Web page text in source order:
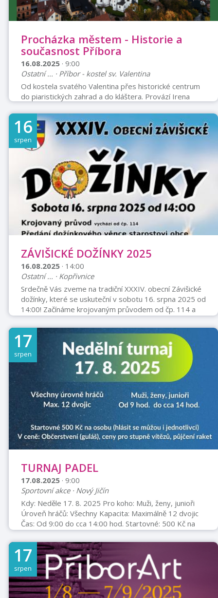
Procházka městem - Historie a
současnost Příbora
16.08.2025 · 9:00
Ostatní ... · Příbor - kostel sv. Valentina
Od kostela svatého Valentina přes historické centrum
do piaristických zahrad a do kláštera. Provází Irena
16
srpen
ZÁVIŠICKÉ DOŽÍNKY 2025
16.08.2025 · 14:00
Ostatní ... · Kopřivnice
Srdečně Vás zveme na tradiční XXXIV. obecní Závišické
dožínky, které se uskuteční v sobotu 16. srpna 2025 od
14:00! Začínáme krojovaným průvodem od čp. 114 a
slavnostním předáním dožínkového věnce starostovi
obce. Následuje bohatý program na zahradě
Pohostinství U Kremlů: - Ukázky lidových řemesel -
Výstava zemědělské techniky a hospodářských zvířat -
Ukázky hasičů a techniky - Ukázky judistů - Skákací
hrad, pěna (nezapomeňte pro děti oblečení na
převlečení!) - Slámové bludiště, sout ...
17
srpen
TURNAJ PADEL
17.08.2025 · 9:00
Sportovní akce · Nový Jičín
Kdy: Neděle 17. 8. 2025 Pro koho: Muži, ženy, junioři
Úroveň hráčů: Všechny Kapacita: Maximálně 12 dvojic
Čas: Od 9:00 do cca 14:00 hod. Startovné: 500 Kč na
osobu (hlásit se mohou i jednotlivci) V ceně:
Občerstvení (guláš), ceny pro vítěze, zapůjčení raket
Registrace: Registrace je nutná. E-mail: info@padel-
centrum.cz Telefon: +420 777 170 417
17
srpen